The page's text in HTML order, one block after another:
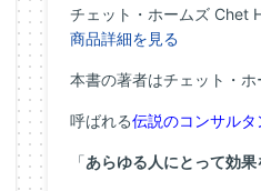
チェット・ホームズ Chet
商品詳細を見る
本書の著者はチェット・ホ
呼ばれる伝説のコンサルタ
「あらゆる人にとって効果